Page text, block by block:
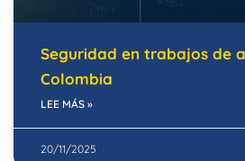
Seguridad en trabajos de
Colombia
LEE MÁS »
20/11/2025